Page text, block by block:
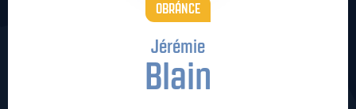
OBRÁNCE
Jérémie
Blain